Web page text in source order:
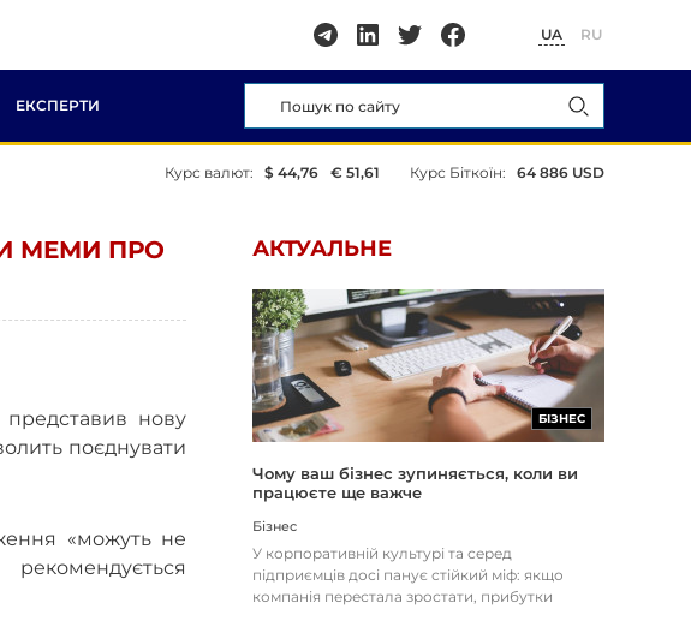
UA RU
ЕКСПЕРТИ
Курс валют: $ 44,76 € 51,61 Курс Біткоїн: 64 886 USD
МЕМИ ПРО
нову
поєднувати
«можуть не
рекомендується
АКТУАЛЬНЕ
БІЗНЕС
Чому ваш бізнес зупиняється, коли ви
працюєте ще важче
Бізнес
У корпоративній культурі та серед
підприємців досі панує стійкий міф: якщо
компанія перестала зростати, прибутки